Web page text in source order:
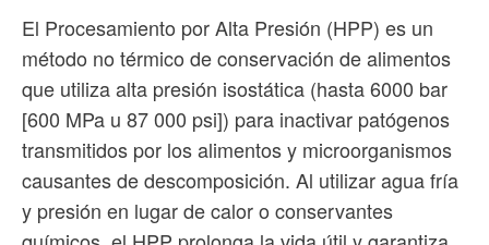
El Procesamiento por Alta Presión (HPP) es un
método no térmico de conservación de alimentos
que utiliza alta presión isostática (hasta 6000 bar
[600 MPa u 87 000 psi]) para inactivar patógenos
transmitidos por los alimentos y microorganismos
causantes de descomposición. Al utilizar agua fría
y presión en lugar de calor o conservantes